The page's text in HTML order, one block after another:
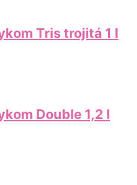
Tris trojitá 1 l
Double 1,2 l